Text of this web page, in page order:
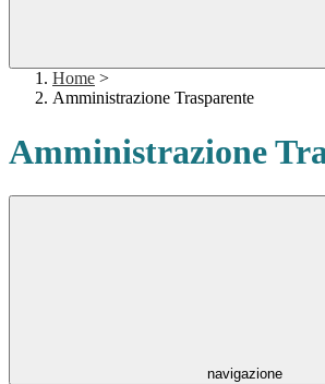
Home >
Amministrazione Trasparente
Amministrazione
navigazione